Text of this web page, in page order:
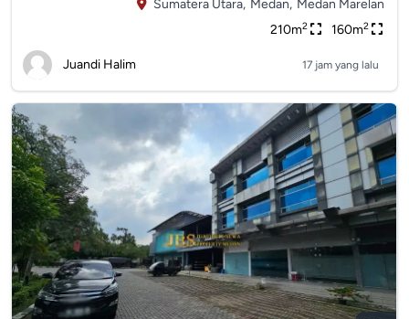
Sumatera Utara, Medan, Medan Marelan
210m2 160m2
Juandi Halim 17 jam yang lalu